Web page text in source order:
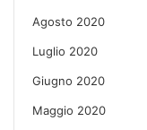
Agosto 2020
Luglio 2020
Giugno 2020
Maggio 2020